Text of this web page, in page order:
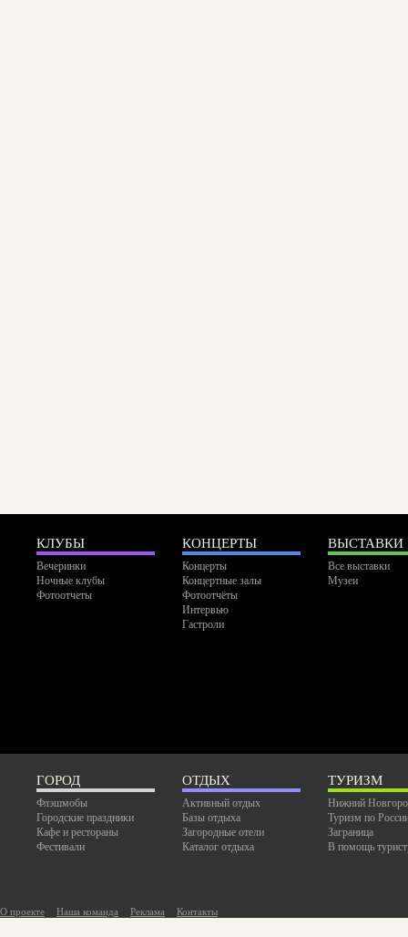
КЛУБЫ
Вечеринки
Ночные клубы
Фотоотчеты
КОНЦЕРТЫ
Концерты
Концертные залы
Фотоотчёты
Интервью
Гастроли
ВЫСТАВКИ
Все выставки
Музеи
ГОРОД
Флэшмобы
Городские праздники
Кафе и рестораны
Фестивали
ОТДЫХ
Активный отдых
Базы отдыха
Загородные отели
Каталог отдыха
ТУРИЗМ
Нижний
Туризм по
Заграница
В помощь
О проекте Наша команда Реклама Контакты